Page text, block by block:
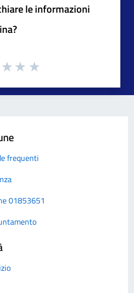
le informazioni
frequenti
01853651